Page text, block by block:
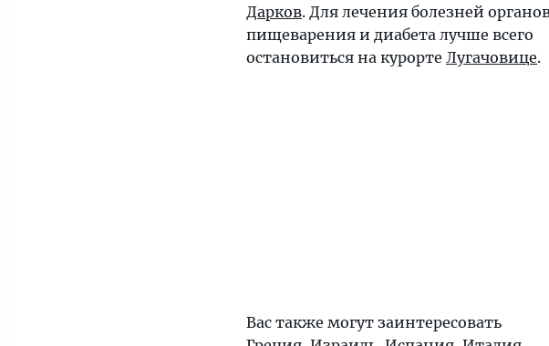
Дарков. Для лечения болезней
пищеварения и диабета лучше всего
остановиться на курорте Лугачовице.
Вас также могут заинтересовать